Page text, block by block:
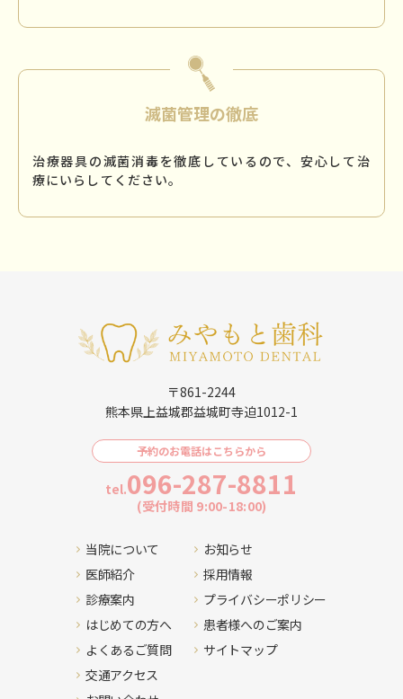
滅菌管理の徹底
治療器具の滅菌消毒を徹底しているので、安心して治
療にいらしてください。
〒861-2244
熊本県上益城郡益城町寺迫1012-1
予約のお電話はこちらから
tel.096-287-8811
(受付時間 9:00-18:00)
当院について
医師紹介
診療案内
はじめての方へ
よくあるご質問
交通アクセス
お知らせ
採用情報
プライバシーポリシー
患者様へのご案内
サイトマップ